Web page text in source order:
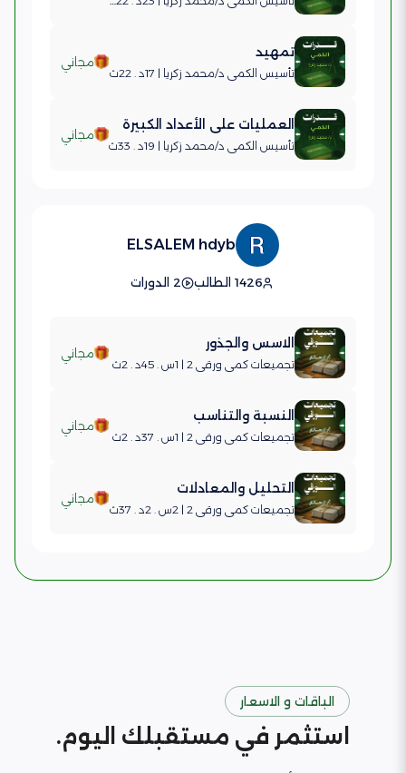
تمهيد
تأسيس الكمي د/محمد زكريا | 17د . 22ث
مجاني
العمليات على الأعداد الكبيرة
تأسيس الكمي د/محمد زكريا | 19د . 33ث
مجاني
ELSALEM hdyb
1426 الطالب 2 الدورات
الاسس والجذور
تجميعات كمي ورقي 2 | 1س . 45د . 2ث
مجاني
النسبة والتناسب
تجميعات كمي ورقي 2 | 1س . 37د . 2ث
مجاني
التحليل والمعادلات
تجميعات كمي ورقي 2 | 2س . 2د . 37ث
مجاني
الباقات و الاسعار
استثمر في مستقبلك اليوم.